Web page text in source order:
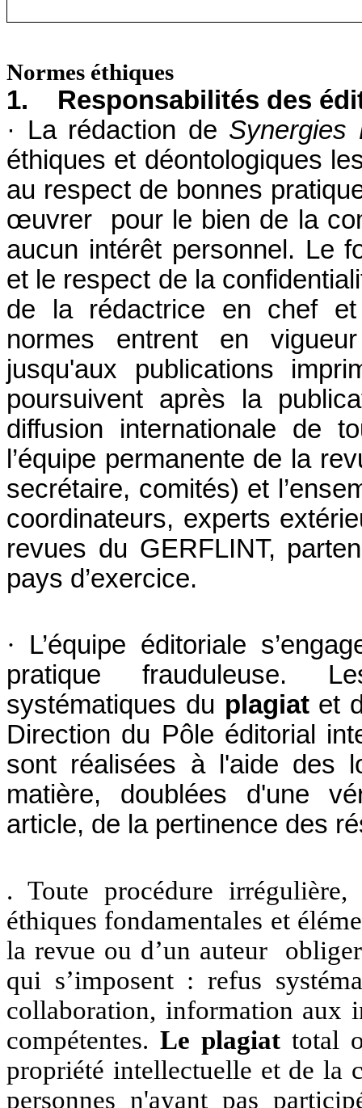
Normes éthiques
1. Responsabilités des
· La rédaction de
éthiques et déontologiques
au respect de bonnes
œuvrer pour le bien de la
aucun intérêt personnel. Le
et le respect de la
de la rédactrice en chef
normes entrent en
jusqu'aux publications
poursuivent après la
diffusion internationale de
l’équipe permanente de la
secrétaire, comités) et
coordinateurs, experts
revues du GERFLINT,
pays d’exercice.
· L’équipe éditoriale
pratique frauduleuse.
systématiques du plagiatet
Direction du Pôle éditorial
sont réalisées à l'aide des
matière, doublées d'une
article, de la pertinence des
. Toute procédure
éthiques fondamentales et
la revue ou d’un auteur
qui s’imposent : refus
collaboration, information aux
compétentes.Le plagiattotal
propriété intellectuelle et de la
personnes n'ayant pas